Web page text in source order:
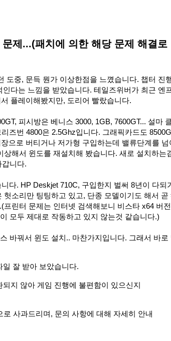
제...(패치에 의한 해당 문제 해결로
도중, 문득 뭔가 이상한점을 느꼈습니다. 챕터 진
다는 느낌을 받았습니다. 테일즈위버가 최근 엔
플레이해봤지만, 도리어 빨랐습니다.
피시방은 베니스 3000, 1GB, 7600GT... 설마
즈번 4800은 2.5Ghz입니다. 그래픽카드도
으로 버티거나 저가형 구입하는데 밸류단계를 넘
해서 윈도를 재설치해 봤습니다. 새로 설치하는
니다.
다. HP Deskjet 710C, 구입한지 벌써 8년이 다되
소리만 팅팅하고 있고, 단종 모델이기도 해서 곧
린터 문제는 인터넷 검색해보니 비스타 x64 버
모두 제대로 작동하고 있지 않는것 같습니다.)
바꿔서 윈도 설치.. 마찬가지입니다. 그래서 바로
잘 받아 보았습니다.
지 않아 게임 진행에 불편함이 있으신지
사과드리며, 문의 사항에 대해 자세히 안내